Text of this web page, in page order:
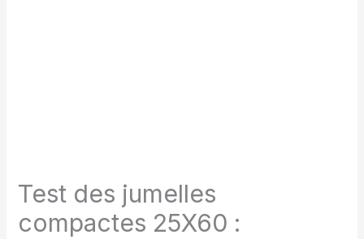
Test des jumelles
compactes 25X60 :